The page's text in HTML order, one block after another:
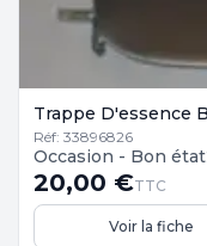
Trappe D'essence
Réf: 33896826
Occasion - Bon état
20,00 €TTC
Voir la fiche